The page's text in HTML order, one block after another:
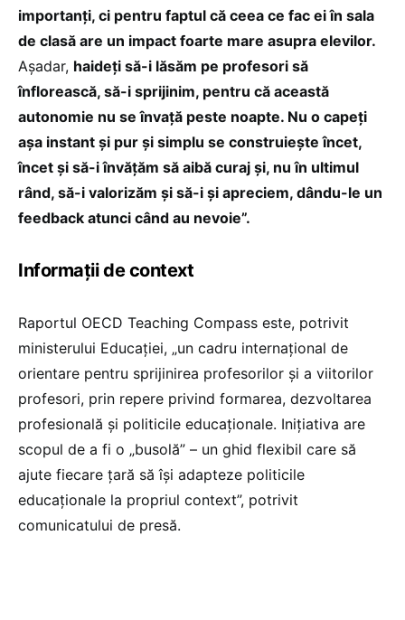
importanți, ci pentru faptul că ceea ce fac ei în sala
de clasă are un impact foarte mare asupra elevilor.
Așadar, haideți să-i lăsăm pe profesori să
înflorească, să-i sprijinim, pentru că această
autonomie nu se învață peste noapte. Nu o capeți
așa instant și pur și simplu se construiește încet,
încet și să-i învățăm să aibă curaj și, nu în ultimul
rând, să-i valorizăm și să-i și apreciem, dându-le un
feedback atunci când au nevoie”.
Informații de context
Raportul OECD Teaching Compass este, potrivit
ministerului Educației, „un cadru internațional de
orientare pentru sprijinirea profesorilor și a viitorilor
profesori, prin repere privind formarea, dezvoltarea
profesională și politicile educaționale. Inițiativa are
scopul de a fi o „busolă” – un ghid flexibil care să
ajute fiecare țară să își adapteze politicile
educaționale la propriul context”, potrivit
comunicatului de presă.